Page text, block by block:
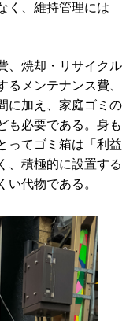
く、維持管理には
、焼却・リサイクル
るメンテナンス費、
に加え、家庭ゴミの
も必要である。身も
ってゴミ箱は「利益
、積極的に設置する
い代物である。